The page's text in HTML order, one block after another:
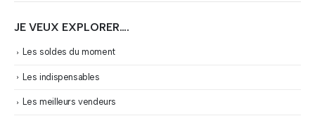
JE VEUX EXPLORER….
Les soldes du moment
Les indispensables
Les meilleurs vendeurs